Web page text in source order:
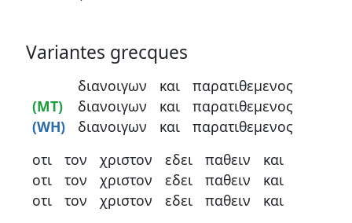
Variantes grecques
(MT)
(WH)
διανοιγων
διανοιγων
διανοιγων
και
και
και
παρατιθεμενος
παρατιθεμενος
παρατιθεμενος
οτι
οτι
οτι
τον
τον
τον
χριστον
χριστον
χριστον
εδει
εδει
εδει
παθειν
παθειν
παθειν
και
και
και